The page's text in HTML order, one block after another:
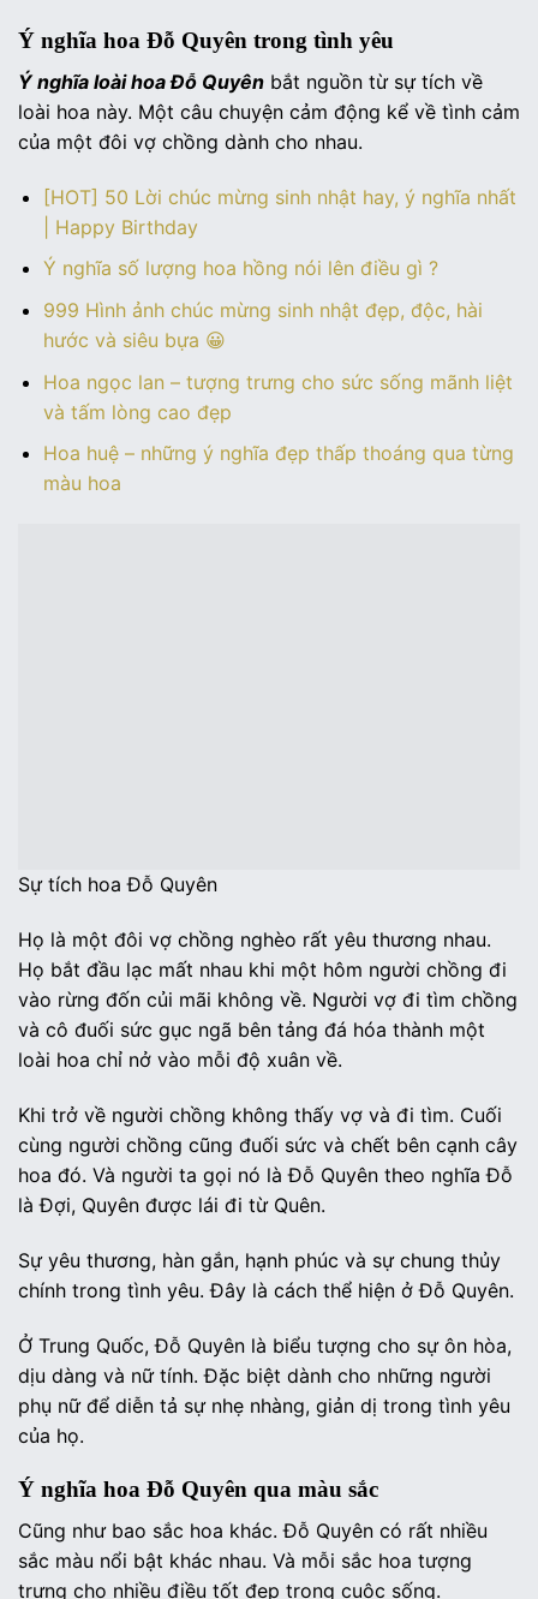
Ý nghĩa hoa Đỗ Quyên trong tình yêu
Ý nghĩa loài hoa Đỗ Quyên bắt nguồn từ sự tích về
loài hoa này. Một câu chuyện cảm động kể về tình cảm
của một đôi vợ chồng dành cho nhau.
[HOT] 50 Lời chúc mừng sinh nhật hay, ý nghĩa nhất
| Happy Birthday
Ý nghĩa số lượng hoa hồng nói lên điều gì ?
999 Hình ảnh chúc mừng sinh nhật đẹp, độc, hài
hước và siêu bựa 😀
Hoa ngọc lan – tượng trưng cho sức sống mãnh liệt
và tấm lòng cao đẹp
Hoa huệ – những ý nghĩa đẹp thấp thoáng qua từng
màu hoa
Sự tích hoa Đỗ Quyên
Họ là một đôi vợ chồng nghèo rất yêu thương nhau.
Họ bắt đầu lạc mất nhau khi một hôm người chồng đi
vào rừng đốn củi mãi không về. Người vợ đi tìm chồng
và cô đuối sức gục ngã bên tảng đá hóa thành một
loài hoa chỉ nở vào mỗi độ xuân về.
Khi trở về người chồng không thấy vợ và đi tìm. Cuối
cùng người chồng cũng đuối sức và chết bên cạnh cây
hoa đó. Và người ta gọi nó là Đỗ Quyên theo nghĩa Đỗ
là Đợi, Quyên được lái đi từ Quên.
Sự yêu thương, hàn gắn, hạnh phúc và sự chung thủy
chính trong tình yêu. Đây là cách thể hiện ở Đỗ Quyên.
Ở Trung Quốc, Đỗ Quyên là biểu tượng cho sự ôn hòa,
dịu dàng và nữ tính. Đặc biệt dành cho những người
phụ nữ để diễn tả sự nhẹ nhàng, giản dị trong tình yêu
của họ.
Ý nghĩa hoa Đỗ Quyên qua màu sắc
Cũng như bao sắc hoa khác. Đỗ Quyên có rất nhiều
sắc màu nổi bật khác nhau. Và mỗi sắc hoa tượng
trưng cho nhiều điều tốt đẹp trong cuộc sống.